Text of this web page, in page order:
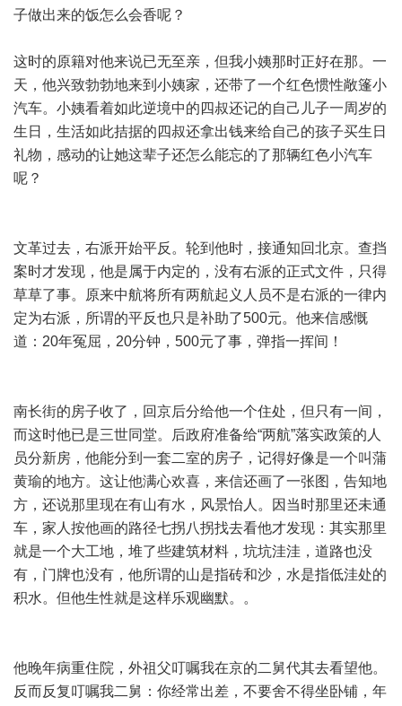
子做出来的饭怎么会香呢？
这时的原籍对他来说已无至亲，但我小姨那时正好在那。一
天，他兴致勃勃地来到小姨家，还带了一个红色惯性敞篷小
汽车。小姨看着如此逆境中的四叔还记的自己儿子一周岁的
生日，生活如此拮据的四叔还拿出钱来给自己的孩子买生日
礼物，感动的让她这辈子还怎么能忘的了那辆红色小汽车
呢？
文革过去，右派开始平反。轮到他时，接通知回北京。查挡
案时才发现，他是属于内定的，没有右派的正式文件，只得
草草了事。原来中航将所有两航起义人员不是右派的一律内
定为右派，所谓的平反也只是补助了500元。他来信感慨
道：20年冤屈，20分钟，500元了事，弹指一挥间！
南长街的房子收了，回京后分给他一个住处，但只有一间，
而这时他已是三世同堂。后政府准备给“两航”落实政策的人
员分新房，他能分到一套二室的房子，记得好像是一个叫蒲
黄瑜的地方。这让他满心欢喜，来信还画了一张图，告知地
方，还说那里现在有山有水，风景怡人。因当时那里还未通
车，家人按他画的路径七拐八拐找去看他才发现：其实那里
就是一个大工地，堆了些建筑材料，坑坑洼洼，道路也没
有，门牌也没有，他所谓的山是指砖和沙，水是指低洼处的
积水。但他生性就是这样乐观幽默。。
他晚年病重住院，外祖父叮嘱我在京的二舅代其去看望他。
反而反复叮嘱我二舅：你经常出差，不要舍不得坐卧铺，年